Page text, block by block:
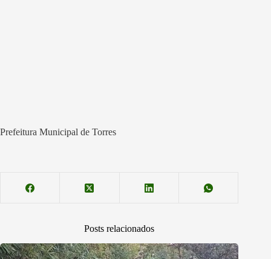
Prefeitura Municipal de Torres
Posts relacionados